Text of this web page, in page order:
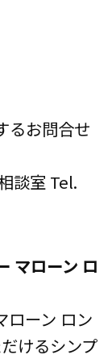
るお問合せ
談室 Tel.
マローン ロ
ローン ロン
けるシンプ